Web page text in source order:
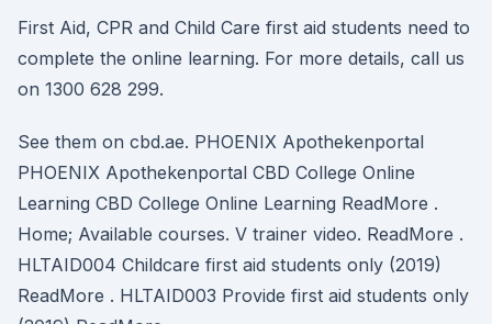
First Aid, CPR and Child Care first aid students need to
complete the online learning. For more details, call us
on 1300 628 299.
See them on cbd.ae. PHOENIX Apothekenportal
PHOENIX Apothekenportal CBD College Online
Learning CBD College Online Learning ReadMore .
Home; Available courses. V trainer video. ReadMore .
HLTAID004 Childcare first aid students only (2019)
ReadMore . HLTAID003 Provide first aid students only